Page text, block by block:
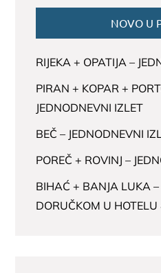
NOVO U
RIJEKA + OPATIJA –
PIRAN + KOPAR +
JEDNODNEVNI IZLET
BEČ – JEDNODNEVNI
POREČ + ROVINJ –
BIHAĆ + BANJA LUKA –
DORUČKOM U